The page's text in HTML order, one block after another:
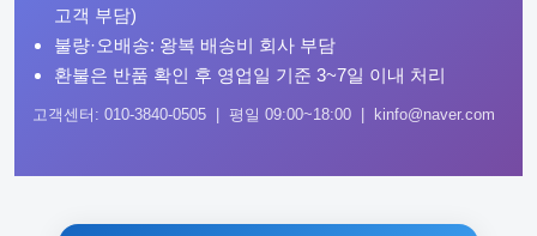
고객 부담)
불량·오배송: 왕복 배송비 회사 부담
환불은 반품 확인 후 영업일 기준 3~7일 이내 처리
고객센터: 010-3840-0505 | 평일 09:00~18:00 | kinfo@naver.com